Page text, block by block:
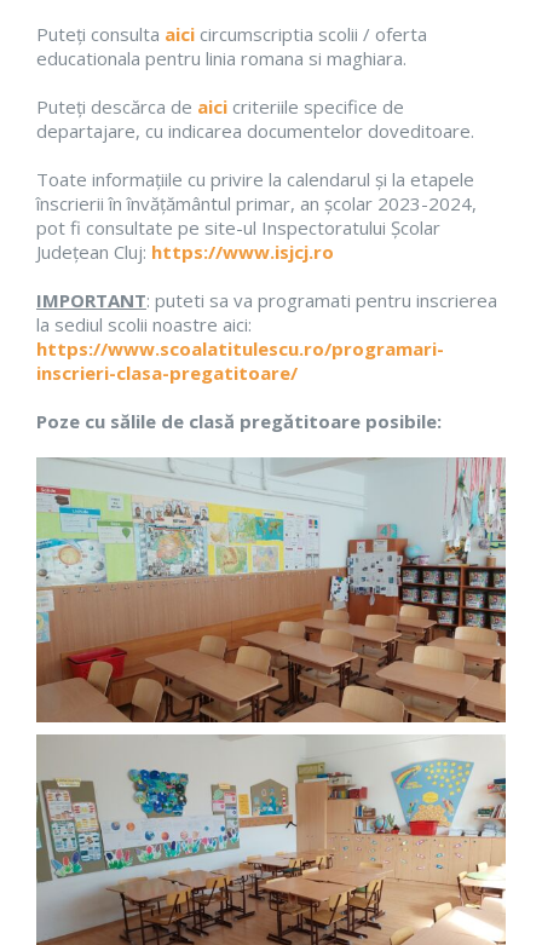
Puteți consulta aicicircumscriptia scolii / oferta
educationala pentru linia romana si maghiara.
Puteți descărca de aici criteriile specifice de
departajare, cu indicarea documentelor doveditoare.
Toate informațiile cu privire la calendarul și la etapele
înscrierii în învățământul primar, an școlar 2023-2024,
pot fi consultate pe site-ul Inspectoratului Școlar
Județean Cluj: https://www.isjcj.ro
IMPORTANT: puteti sa va programati pentru inscrierea
la sediul scolii noastre aici:
https://www.scoalatitulescu.ro/programari-
inscrieri-clasa-pregatitoare/
Poze cu sălile de clasă pregătitoare posibile: